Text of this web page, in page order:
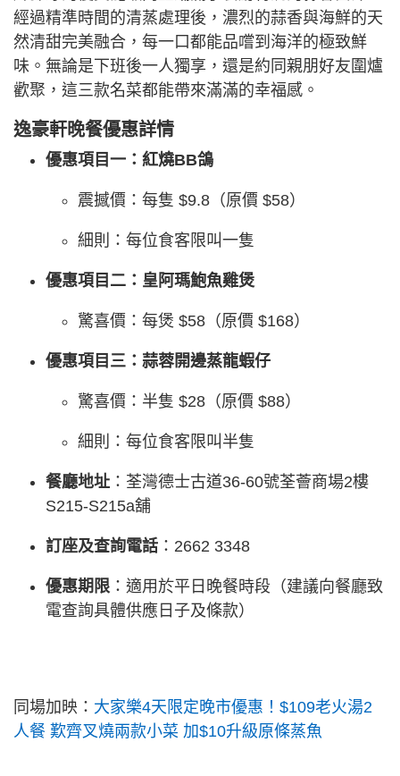
經過精準時間的清蒸處理後，濃烈的蒜香與海鮮的天
然清甜完美融合，每一口都能品嚐到海洋的極致鮮
味。無論是下班後一人獨享，還是約同親朋好友圍爐
歡聚，這三款名菜都能帶來滿滿的幸福感。
逸豪軒晚餐優惠詳情
優惠項目一：紅燒BB鴿
震撼價：每隻 $9.8（原價 $58）
細則：每位食客限叫一隻
優惠項目二：皇阿瑪鮑魚雞煲
驚喜價：每煲 $58（原價 $168）
優惠項目三：蒜蓉開邊蒸龍蝦仔
驚喜價：半隻 $28（原價 $88）
細則：每位食客限叫半隻
餐廳地址 ：荃灣德士古道36-60號荃薈商場2樓
S215-S215a舖
訂座及查詢電話 ：2662 3348
優惠期限 ：適用於平日晚餐時段（建議向餐廳致
電查詢具體供應日子及條款）
同場加映： 大家樂4天限定晚市優惠！$109老火湯2
人餐 歎齊叉燒兩款小菜 加$10升級原條蒸魚